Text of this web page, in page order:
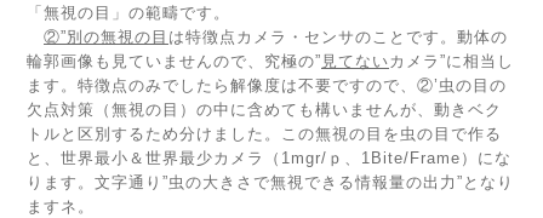
「無視の目」の範疇です。
②”別の無視の目 は特徴点カメラ・センサのことです。動体の
輪郭画像も見ていませんので、究極の” 見てない カメラ”に相当し
ます。特徴点のみでしたら解像度は不要ですので、②’虫の目の
欠点対策（無視の目）の中に含めても構いませんが、動きベク
トルと区別するため分けました。この無視の目を虫の目で作る
と、世界最小＆世界最少カメラ（1mgr/ｐ、1Bite/Frame）にな
ります。文字通り”虫の大きさで無視できる情報量の出力”となり
ますネ。